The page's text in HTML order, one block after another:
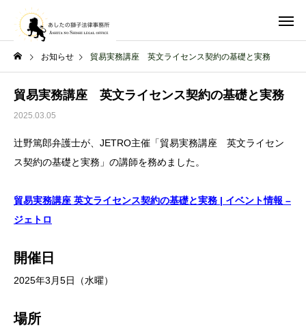
お知らせ 貿易実務講座 英文ライセンス契約の基礎と実務
貿易実務講座 英文ライセンス契約の基礎と実務
2025.03.05
辻野篤郎弁護士が、JETRO主催「貿易実務講座 英文ライセン
ス契約の基礎と実務」の講師を務めました。
貿易実務講座 英文ライセンス契約の基礎と実務 | イベント情報 –
ジェトロ
開催日
2025年3月5日（水曜）
場所